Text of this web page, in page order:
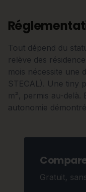
Tout dépend du
relève des
mois nécessite une
STECAL). Une tiny
m², permis au-
autonomie
Gratuit,